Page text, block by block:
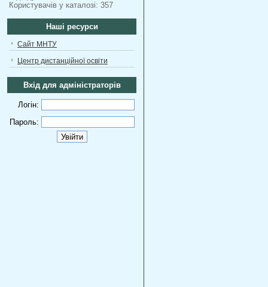
Користувачів у каталозі: 357
Наші ресурси
Сайт МНТУ
Центр дистанційної освіти
Вхід для адміністраторів
Логін:
Пароль: